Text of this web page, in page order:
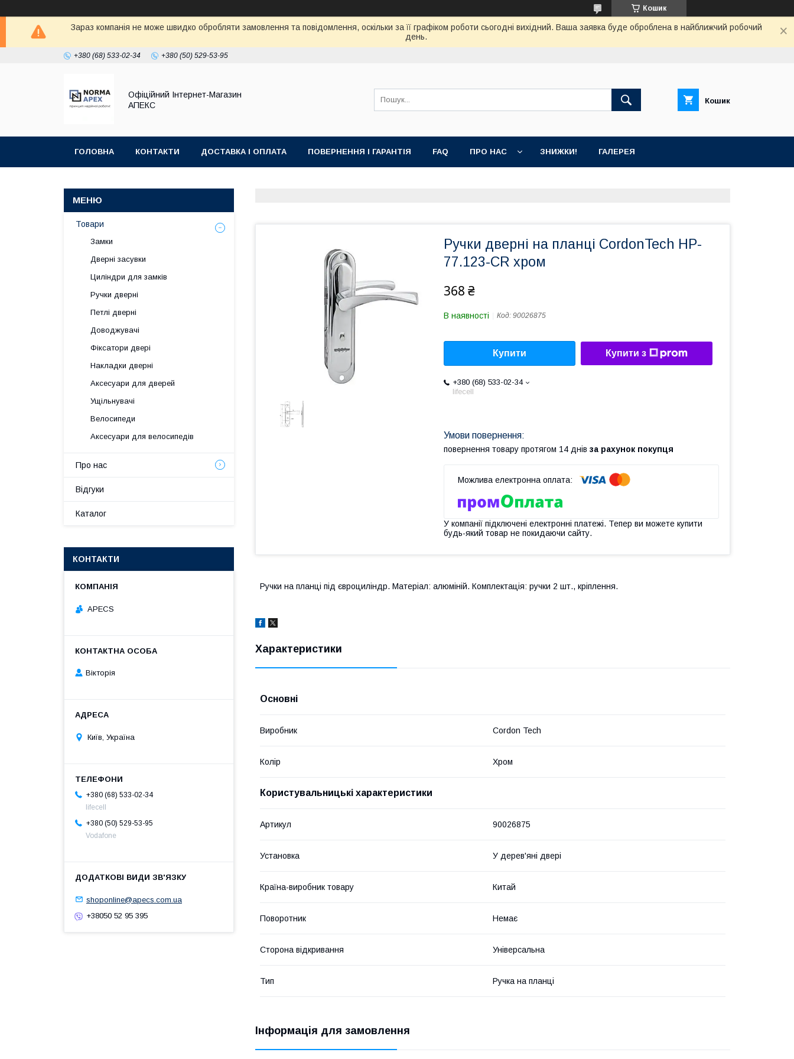
Кошик
Зараз компанія не може швидко обробляти замовлення та повідомлення, оскільки за її графіком роботи сьогодні вихідний. Ваша заявка буде оброблена в найближчий робочий
день.
+380 (68) 533-02-34 +380 (50) 529-53-95
Офіційний Інтернет-Магазин
АПЕКС
Кошик
ГОЛОВНА КОНТАКТИ ДОСТАВКА І ОПЛАТА ПОВЕРНЕННЯ І ГАРАНТІЯ FAQ ПРО НАС ЗНИЖКИ! ГАЛЕРЕЯ
Ручки дверні на планці CordonTech HP-
77.123-CR хром
368 ₴
В наявності Код: 90026875
Купити Купити з
+380 (68) 533-02-34
lifecell
повернення товару протягом 14 днів за рахунок покупця
У компанії підключені електронні платежі. Тепер ви можете купити
будь-який товар не покидаючи сайту.
Ручки на планці під євроциліндр. Матеріал: алюміній. Комплектація: ручки 2 шт., кріплення.
Характеристики
Основні
Виробник Cordon Tech
Колір Хром
Користувальницькі характеристики
Артикул 90026875
Установка У дерев'яні двері
Країна-виробник товару Китай
Поворотник Немає
Сторона відкривання Універсальна
Тип Ручка на планці
Інформація для замовлення
Товари
Замки
Дверні засувки
Циліндри для замків
Ручки дверні
Петлі дверні
Доводжувачі
Фіксатори двері
Накладки дверні
Аксесуари для дверей
Ущільнувачі
Велосипеди
Аксесуари для велосипедів
Про нас
Відгуки
Каталог
КОНТАКТИ
APECS
Вікторія
Київ, Україна
+380 (68) 533-02-34
lifecell
+380 (50) 529-53-95
Vodafone
shoponline@apecs.com.ua
+38050 52 95 395